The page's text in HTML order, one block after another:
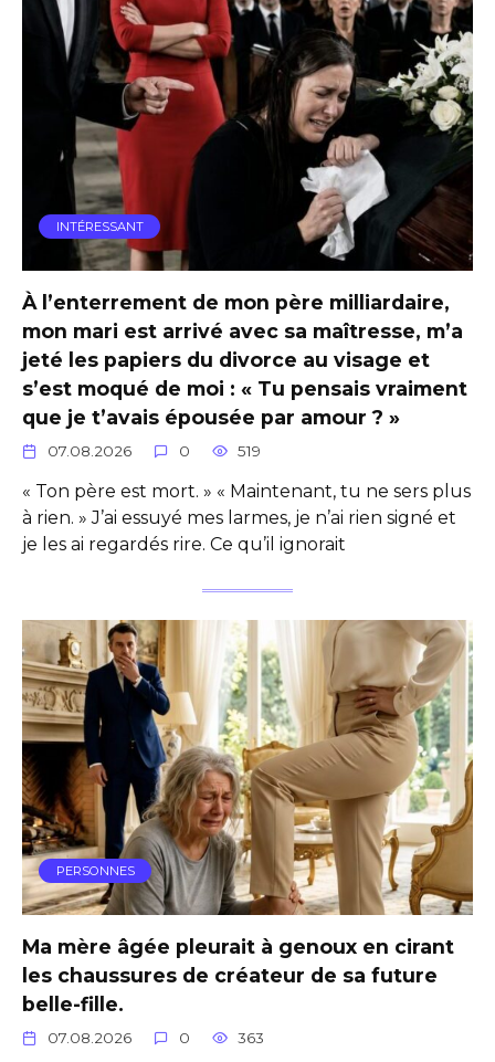
INTÉRESSANT
À l’enterrement de mon père milliardaire,
mon mari est arrivé avec sa maîtresse, m’a
jeté les papiers du divorce au visage et
s’est moqué de moi : « Tu pensais vraiment
que je t’avais épousée par amour ? »
07.08.2026 0 519
« Ton père est mort. » « Maintenant, tu ne sers plus
à rien. » J’ai essuyé mes larmes, je n’ai rien signé et
je les ai regardés rire. Ce qu’il ignorait
PERSONNES
Ma mère âgée pleurait à genoux en cirant
les chaussures de créateur de sa future
belle-fille.
07.08.2026 0 363